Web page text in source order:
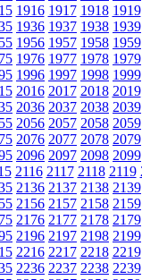
1916 1917 1918 1919
1936 1937 1938 1939
1956 1957 1958 1959
1976 1977 1978 1979
1996 1997 1998 1999
2016 2017 2018 2019
2036 2037 2038 2039
2056 2057 2058 2059
2076 2077 2078 2079
2096 2097 2098 2099
2116 2117 2118 2119
2136 2137 2138 2139
2156 2157 2158 2159
2176 2177 2178 2179
2196 2197 2198 2199
2216 2217 2218 2219
2236 2237 2238 2239